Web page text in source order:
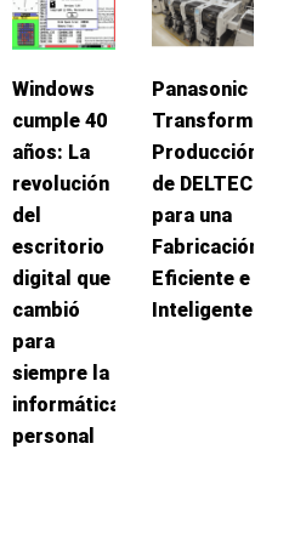
Windows
cumple 40
años: La
revolución
del
escritorio
digital que
cambió
para
siempre la
informática
personal
Panasonic
Transforma
Producción
de DELTEC
para una
Fabricación
Eficiente e
Inteligente